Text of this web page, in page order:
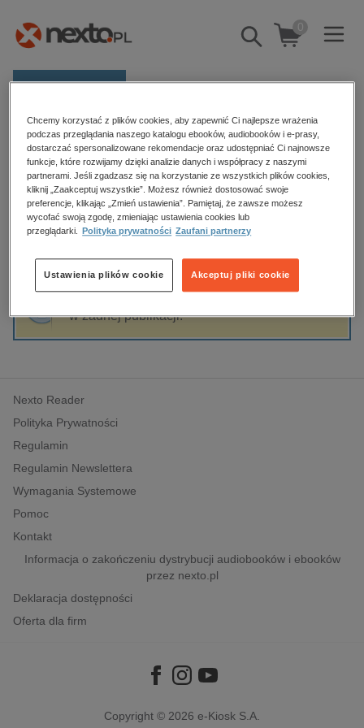
Pokaż/schowaj
wyszukiwarkę
0
E-prasa
Kategorie
Zobacz wszystkie E-prasa
budownictwo, aranżacja wnętrz
biznesowe, branżowe, gospodarka
edukacja
hobby, sport, rozrywka
komputery, internet, technologie, informatyka
polityka, społeczno-informacyjne
psychologiczne
inne
popularno-naukowe
historia
Strona główna J.D. Salinger
J.D. Salinger
Sortowanie Filtrowanie
w żadnej publikacji.
Nexto Reader
Polityka Prywatności
Regulamin
Regulamin Newslettera
Wymagania Systemowe
Pomoc
Kontakt
Informacja o zakończeniu dystrybucji audiobooków i ebooków
przez nexto.pl
Deklaracja dostępności
Oferta dla firm
Copyright © 2026 e-Kiosk S.A.
Chcemy korzystać z plików cookies, aby zapewnić Ci najlepsze wrażenia
podczas przeglądania naszego katalogu ebooków, audiobooków i e-prasy,
dostarczać spersonalizowane rekomendacje oraz udostępniać Ci najnowsze
funkcje, które rozwijamy dzięki analizie danych i współpracy z naszymi
partnerami. Jeśli zgadzasz się na korzystanie ze wszystkich plików cookies,
kliknij „Zaakceptuj wszystkie”. Możesz również dostosować swoje
preferencje, klikając „Zmień ustawienia”. Pamiętaj, że zawsze możesz
wycofać swoją zgodę, zmieniając ustawienia cookies lub
przeglądarki.
Polityka prywatności Zaufani partnerzy
Akceptuj pliki cookie
Ustawienia plików cookie